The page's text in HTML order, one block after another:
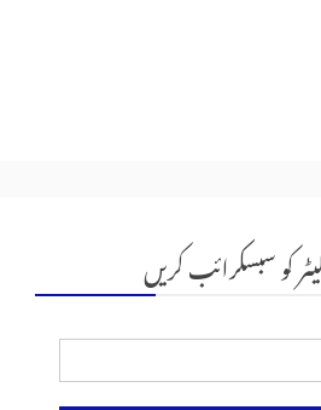
کو سبسکرائب کریں